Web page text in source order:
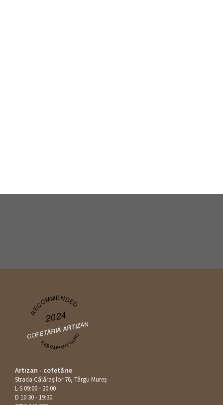
RECOMMENDED
2024
COFETĂRIA ARTIZAN
RESTAURANT GURU
Artizan - cofetărie
Strada Călăraşilor 76, Târgu Mureș
L-S 09:00 - 20:00
D 10:30 - 19:30